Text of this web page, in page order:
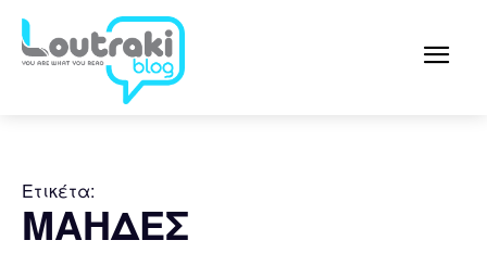
Ετικέτα:
ΜΑΗΔΕΣ